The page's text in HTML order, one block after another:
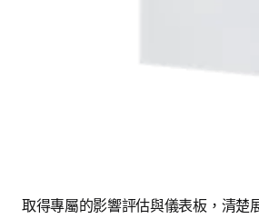
取得專屬的影響評估與儀表板，清楚